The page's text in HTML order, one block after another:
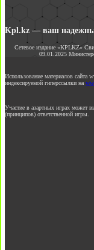
Kpl.kz — ваш
Сетевое издание «KPLKZ»
09.01.2025
Использование материалов сайта
индексируемой гиперссылки на
Участие в азартных играх может
(принципов) ответственной игры.